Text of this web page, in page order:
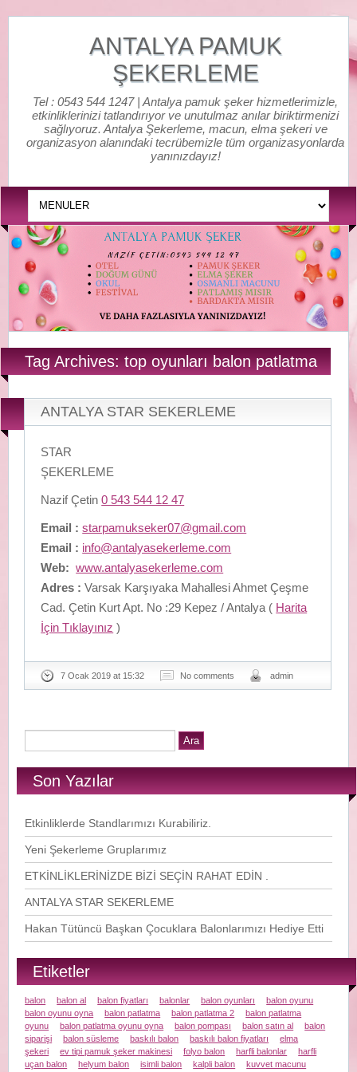
ANTALYA PAMUK
ŞEKERLEME
Tel : 0543 544 1247 | Antalya pamuk şeker hizmetlerimizle,
etkinliklerinizi tatlandırıyor ve unutulmaz anılar biriktirmenizi
sağlıyoruz. Antalya Şekerleme, macun, elma şekeri ve
organizasyon alanındaki tecrübemizle tüm organizasyonlarda
yanınızdayız!
Tag Archives: top oyunları balon patlatma
ANTALYA STAR SEKERLEME
STAR
ŞEKERLEME
Nazif Çetin0 543 544 12 47
Email : starpamukseker07@gmail.com
Email : info@antalyasekerleme.com
Web: www.antalyasekerleme.com
Adres : Varsak Karşıyaka Mahallesi Ahmet Çeşme
Cad. Çetin Kurt Apt. No :29 Kepez / Antalya ( Harita
İçin Tıklayınız )
7 Ocak 2019 at 15:32 No comments admin
Son Yazılar
Etkinliklerde Standlarımızı Kurabiliriz.
Yeni Şekerleme Gruplarımız
ETKİNLİKLERİNİZDE BİZİ SEÇİN RAHAT EDİN .
ANTALYA STAR SEKERLEME
Hakan Tütüncü Başkan Çocuklara Balonlarımızı Hediye Etti
Etiketler
balon balon al balon fiyatları balonlar balon oyunları
balon oyunu
balon oyunu oyna
balon patlatma balon patlatma 2
balon patlatma
oyunu
balon patlatma oyunu oyna balon pompası balon satın al
balon
siparişi
balon süsleme baskılı balon baskılı balon fiyatları
elma
şekeri
ev tipi pamuk şeker makinesi folyo balon harfli balonlar
harfli
uçan balon
helyum balon isimli balon kalpli balon
kuvvet macunu